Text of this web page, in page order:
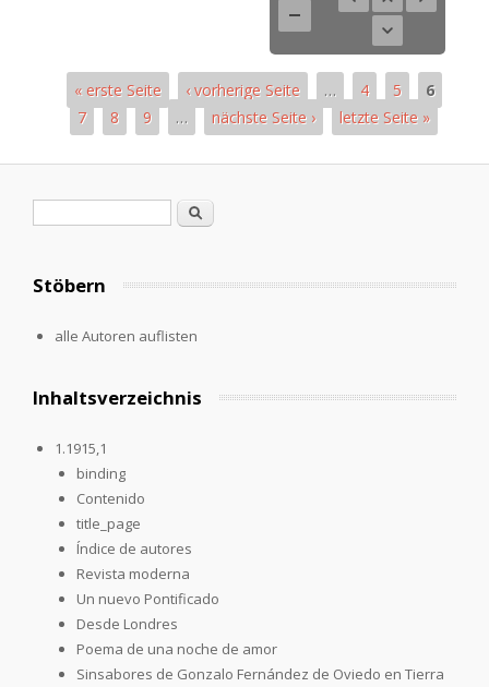
« erste Seite ‹ vorherige Seite … 4 5
6
7
8 9 … nächste Seite › letzte Seite »
Search
Stöbern
alle Autoren auflisten
Inhaltsverzeichnis
1.1915,1
binding
Contenido
title_page
Índice de autores
Revista moderna
Un nuevo Pontificado
Desde Londres
Poema de una noche de amor
Sinsabores de Gonzalo Fernández de Oviedo en Tierra